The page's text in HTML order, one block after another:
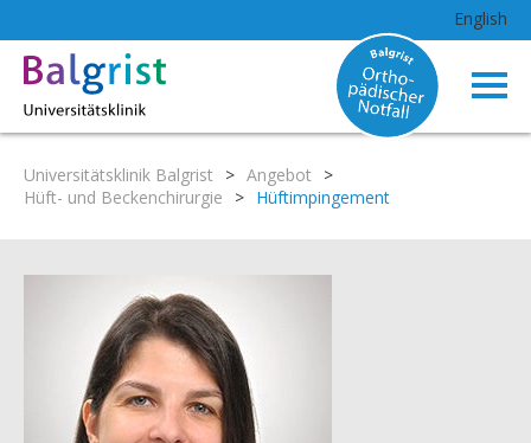
English
Universitätsklinik Balgrist > Angebot
>
Hüft- und Beckenchirurgie
> Hüftimpingement